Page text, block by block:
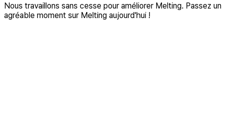
Nous travaillons sans cesse pour améliorer Melting. Passez un
agréable moment sur Melting aujourd'hui !